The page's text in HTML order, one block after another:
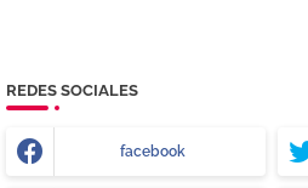
REDES SOCIALES
facebook